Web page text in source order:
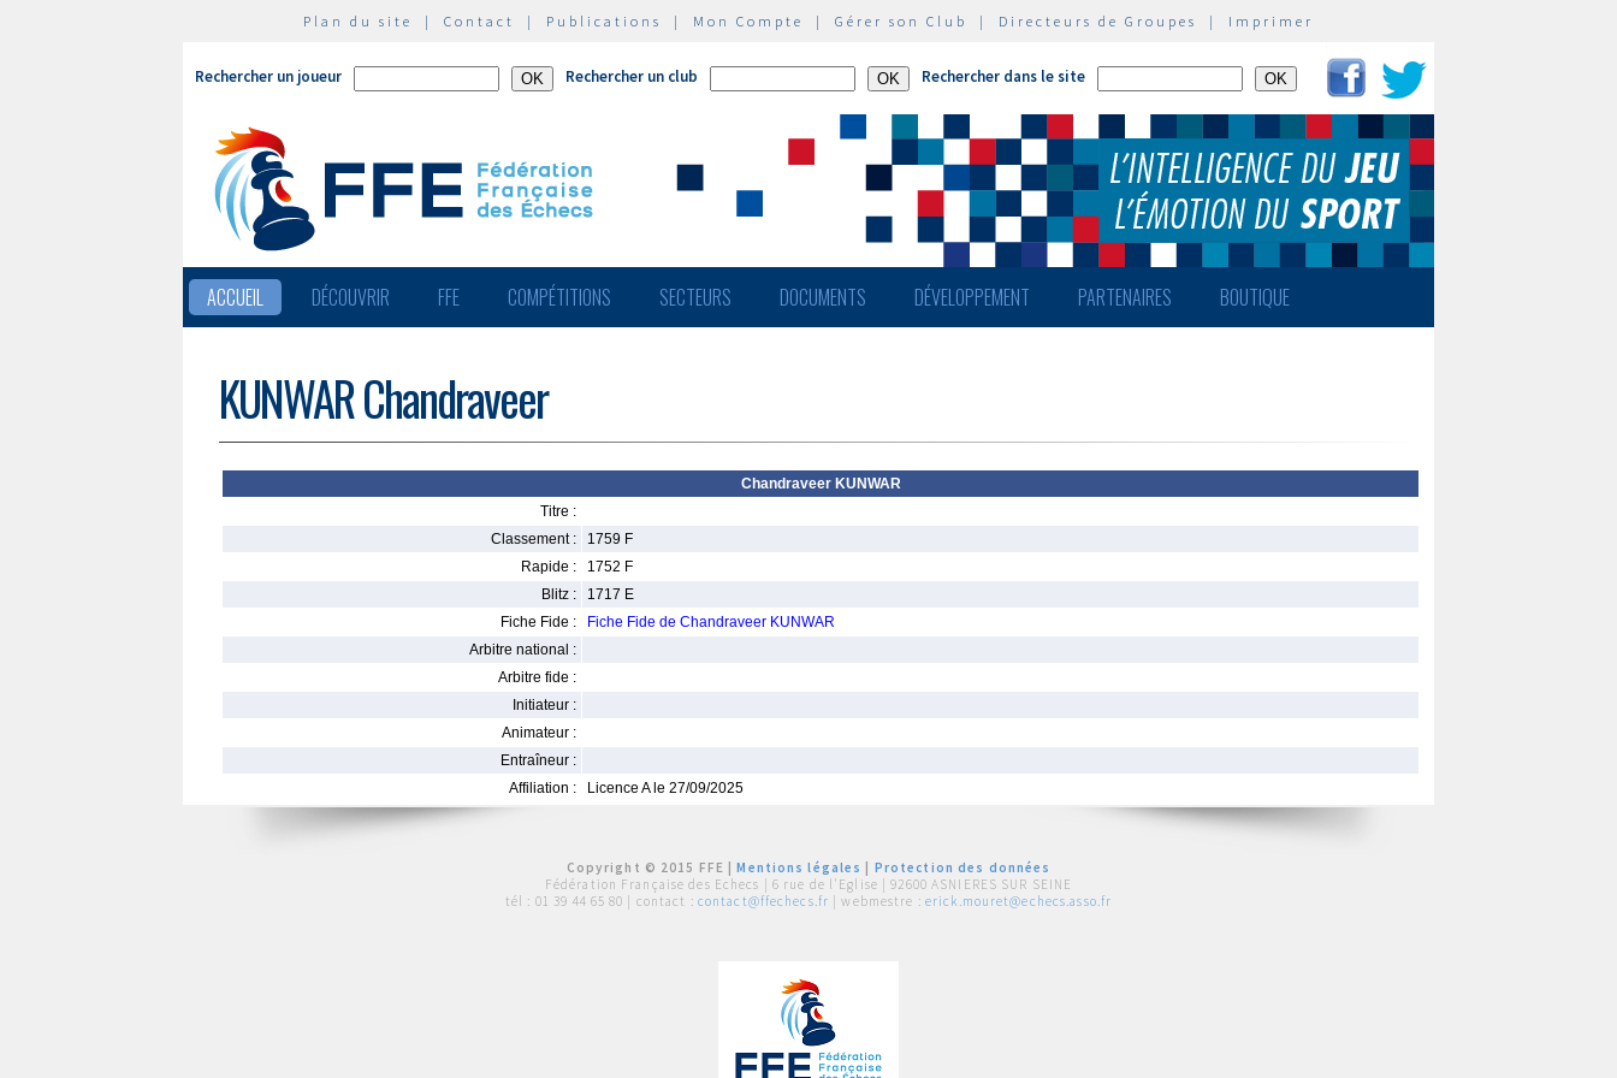
Plan du site | Contact | Publications | Mon Compte | Gérer son Club | Directeurs de Groupes | Imprimer
Rechercher un joueur Rechercher un club Rechercher dans le site
ACCUEIL DÉCOUVRIR FFE COMPÉTITIONS SECTEURS DOCUMENTS DÉVELOPPEMENT PARTENAIRES BOUTIQUE
KUNWAR Chandraveer
Chandraveer KUNWAR
Titre :
Classement :
1759 F
Rapide :
1752 F
Blitz :
1717 E
Fiche Fide :
Fiche Fide de Chandraveer KUNWAR
Arbitre national :
Arbitre fide :
Initiateur :
Animateur :
Entraîneur :
Affiliation :
Licence A le 27/09/2025
Copyright © 2015 FFE |Mentions légales
Protection des données
Fédération Française des Echecs | 6 rue de l'Eglise | 92600 ASNIERES SUR SEINE
tél : 01 39 44 65 80 | contact : contact@ffechecs.fr | webmestre : erick.mouret@echecs.asso.fr